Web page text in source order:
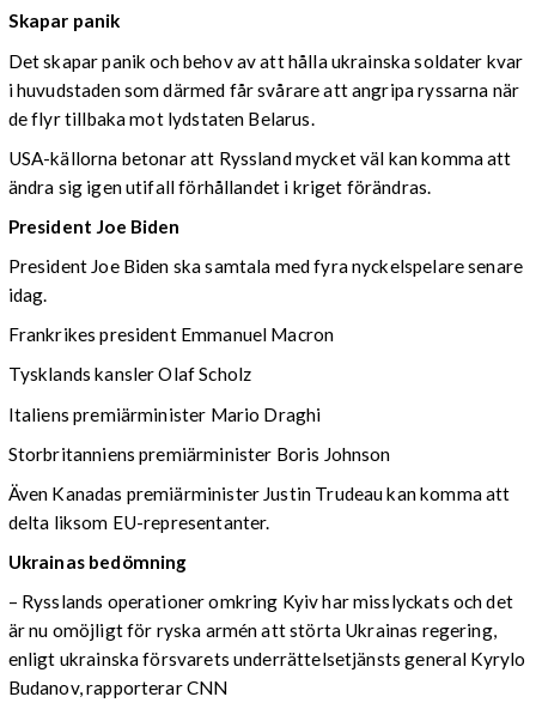
Skapar panik
Det skapar panik och behov av att hålla ukrainska soldater kvar
i huvudstaden som därmed får svårare att angripa ryssarna när
de flyr tillbaka mot lydstaten Belarus.
USA-källorna betonar att Ryssland mycket väl kan komma att
ändra sig igen utifall förhållandet i kriget förändras.
President Joe Biden
President Joe Biden ska samtala med fyra nyckelspelare senare
idag.
Frankrikes president Emmanuel Macron
Tysklands kansler Olaf Scholz
Italiens premiärminister Mario Draghi
Storbritanniens premiärminister Boris Johnson
Även Kanadas premiärminister Justin Trudeau kan komma att
delta liksom EU-representanter.
Ukrainas bedömning
– Rysslands operationer omkring Kyiv har misslyckats och det
är nu omöjligt för ryska armén att störta Ukrainas regering,
enligt ukrainska försvarets underrättelsetjänsts general Kyrylo
Budanov, rapporterar CNN